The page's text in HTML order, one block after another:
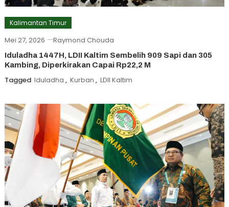
Kalimantan Timur
Mei 27, 2026 Raymond Chouda
Iduladha 1447H, LDII Kaltim Sembelih 909 Sapi dan 305
Kambing, Diperkirakan Capai Rp22,2 M
Tagged Iduladha , Kurban , LDII Kaltim